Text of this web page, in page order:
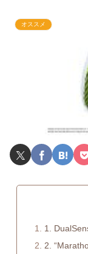
オススメ
1.
2.